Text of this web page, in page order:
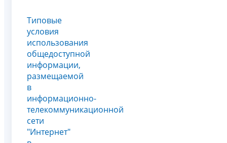
Типовые
условия
использования
общедоступной
информации,
размещаемой
в
информационно-
телекоммуникационной
сети
"Интернет"